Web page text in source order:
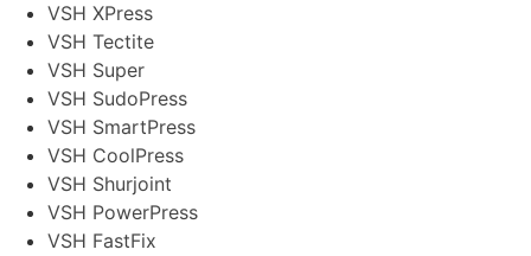
VSH XPress
VSH Tectite
VSH Super
VSH SudoPress
VSH SmartPress
VSH CoolPress
VSH Shurjoint
VSH PowerPress
VSH FastFix